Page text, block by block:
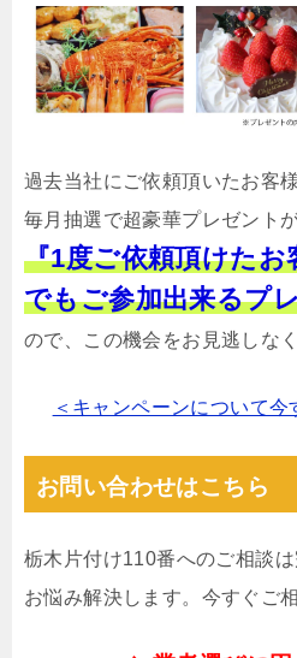
過去当社にご依頼頂いたお客
毎月抽選で超豪華プレゼント
『1度ご依頼頂けたお
でもご参加出来るプ
ので、この機会をお見逃しなく
＜キャンペーンについて今
お問い合わせはこちら
栃木片付け110番へのご相談
お悩み解決します。今すぐご